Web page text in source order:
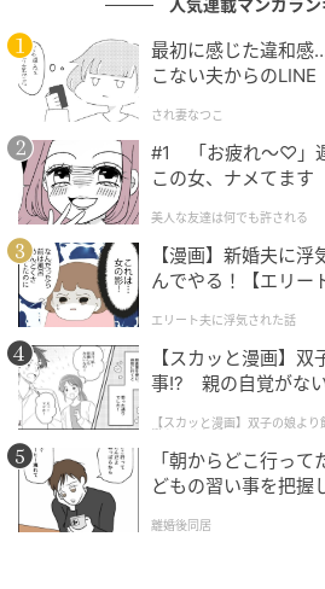
森 冬生
1962年、徳島県生まれ。雑誌、
動中。企業広告やイベント、Ｔ
画、舞台公演などへの占いや心
数。個人鑑定では大人世代の顧
ッピーになれる心理テスト』（金
次の記事
今週の12星座占い4/27
曜からハナマル占い】
の記事をもっとみる
人気連載マンガラ
最初に感じた違和感
こない夫からのLINE
され妻なつこ
#1 「お疲れ〜♡」
この女、ナメてます
美人な友達は何でも許される
【漫画】新婚夫に
んでやる！【エリー
エリート夫に浮気された話
【スカッと漫画】
事!? 親の自覚がない
【スカッと漫画】双子の娘よ
懲らしめた話
「朝からどこ行っ
どもの習い事を把握
離婚後同居